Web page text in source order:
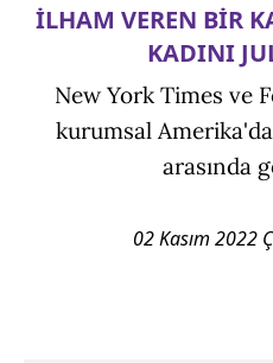
İLHAM VEREN BİR
KADINI
New York Times ve
kurumsal
arasında
02 Kasım 2022